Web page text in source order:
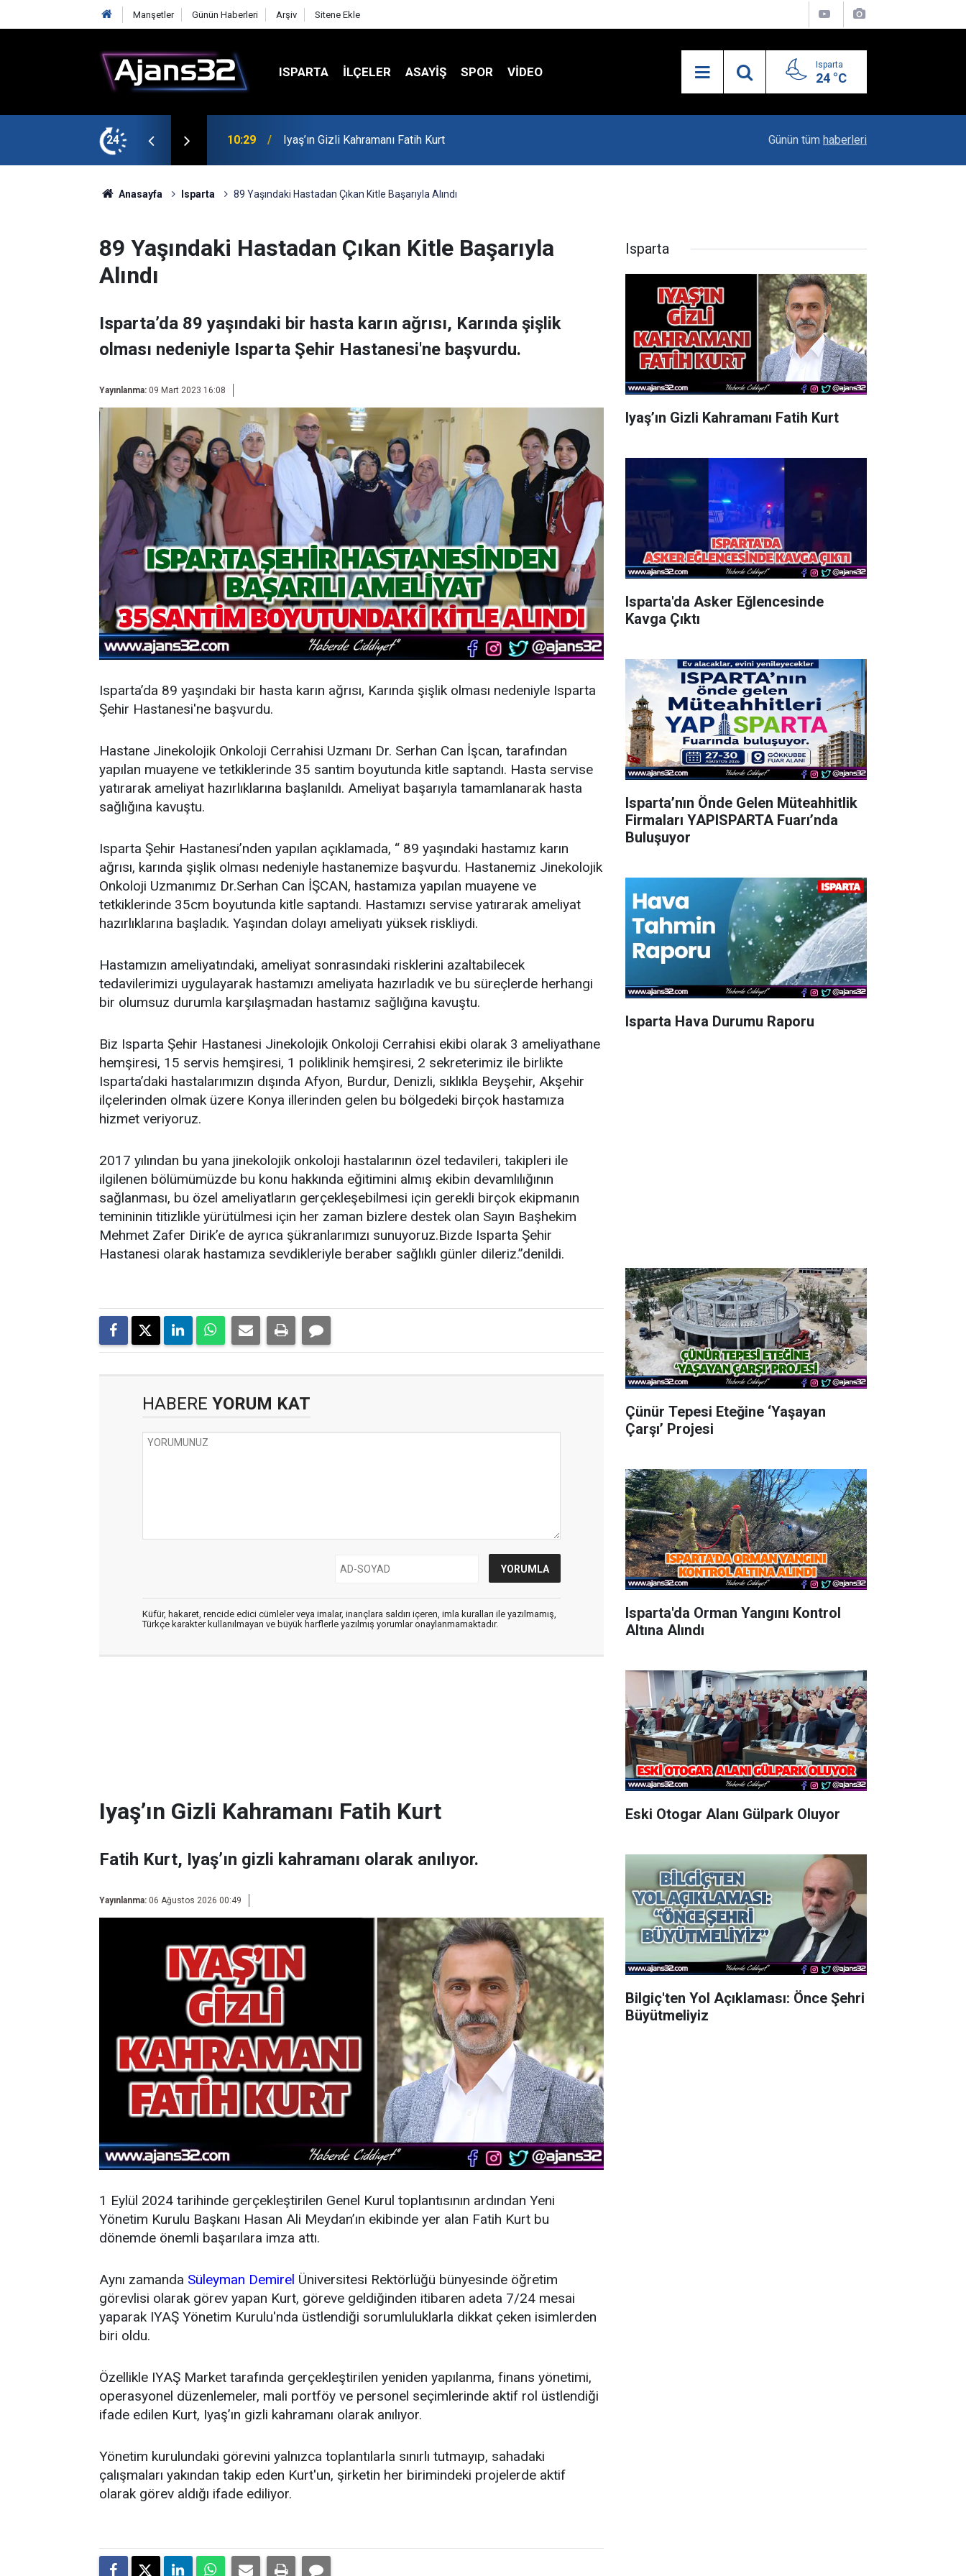
Manşetler Günün Haberleri Arşiv Sitene Ekle
ISPARTA İLÇELER ASAYİŞ SPOR VIDEO Isparta
24 °C
24 00:52 Isparta'da Asker Eğlencesinde Kavga Çıktı Uzaktan Hasta Değerlendirme Sistemi İle Yeni
Günün tüm haberleri
Anasayfa Isparta 89 Yaşındaki Hastadan Çıkan Kitle Başarıyla Alındı
89 Yaşındaki Hastadan Çıkan Kitle Başarıyla
Alındı
Isparta’da 89 yaşındaki bir hasta karın ağrısı, Karında şişlik
olması nedeniyle Isparta Şehir Hastanesi'ne başvurdu.
Yayınlanma: 09 Mart 2023 16:08
Isparta’da 89 yaşındaki bir hasta karın ağrısı, Karında şişlik olması nedeniyle Isparta
Şehir Hastanesi'ne başvurdu.
Hastane Jinekolojik Onkoloji Cerrahisi Uzmanı Dr. Serhan Can İşcan, tarafından
yapılan muayene ve tetkiklerinde 35 santim boyutunda kitle saptandı. Hasta servise
yatırarak ameliyat hazırlıklarına başlanıldı. Ameliyat başarıyla tamamlanarak hasta
sağlığına kavuştu.
Isparta Şehir Hastanesi’nden yapılan açıklamada, “ 89 yaşındaki hastamız karın
ağrısı, karında şişlik olması nedeniyle hastanemize başvurdu. Hastanemiz Jinekolojik
Onkoloji Uzmanımız Dr.Serhan Can İŞCAN, hastamıza yapılan muayene ve
tetkiklerinde 35cm boyutunda kitle saptandı. Hastamızı servise yatırarak ameliyat
hazırlıklarına başladık. Yaşından dolayı ameliyatı yüksek riskliydi.
Hastamızın ameliyatındaki, ameliyat sonrasındaki risklerini azaltabilecek
tedavilerimizi uygulayarak hastamızı ameliyata hazırladık ve bu süreçlerde herhangi
bir olumsuz durumla karşılaşmadan hastamız sağlığına kavuştu.
Biz Isparta Şehir Hastanesi Jinekolojik Onkoloji Cerrahisi ekibi olarak 3 ameliyathane
hemşiresi, 15 servis hemşiresi, 1 poliklinik hemşiresi, 2 sekreterimiz ile birlikte
Isparta’daki hastalarımızın dışında Afyon, Burdur, Denizli, sıklıkla Beyşehir, Akşehir
ilçelerinden olmak üzere Konya illerinden gelen bu bölgedeki birçok hastamıza
hizmet veriyoruz.
2017 yılından bu yana jinekolojik onkoloji hastalarının özel tedavileri, takipleri ile
ilgilenen bölümümüzde bu konu hakkında eğitimini almış ekibin devamlılığının
sağlanması, bu özel ameliyatların gerçekleşebilmesi için gerekli birçok ekipmanın
temininin titizlikle yürütülmesi için her zaman bizlere destek olan Sayın Başhekim
Mehmet Zafer Dirik’e de ayrıca şükranlarımızı sunuyoruz.Bizde Isparta Şehir
Hastanesi olarak hastamıza sevdikleriyle beraber sağlıklı günler dileriz.”denildi.
HABERE YORUM KAT
Küfür, hakaret, rencide edici cümleler veya imalar, inançlara saldırı içeren, imla kuralları ile yazılmamış,
Türkçe karakter kullanılmayan ve büyük harflerle yazılmış yorumlar onaylanmamaktadır.
Iyaş’ın Gizli Kahramanı Fatih Kurt
Fatih Kurt, Iyaş’ın gizli kahramanı olarak anılıyor.
Yayınlanma: 06 Ağustos 2026 00:49
1 Eylül 2024 tarihinde gerçekleştirilen Genel Kurul toplantısının ardından Yeni
Yönetim Kurulu Başkanı Hasan Ali Meydan’ın ekibinde yer alan Fatih Kurt bu
dönemde önemli başarılara imza attı.
Aynı zamanda Süleyman Demirel Üniversitesi Rektörlüğü bünyesinde öğretim
görevlisi olarak görev yapan Kurt, göreve geldiğinden itibaren adeta 7/24 mesai
yaparak IYAŞ Yönetim Kurulu'nda üstlendiği sorumluluklarla dikkat çeken isimlerden
biri oldu.
Özellikle IYAŞ Market tarafında gerçekleştirilen yeniden yapılanma, finans yönetimi,
operasyonel düzenlemeler, mali portföy ve personel seçimlerinde aktif rol üstlendiği
ifade edilen Kurt, Iyaş’ın gizli kahramanı olarak anılıyor.
Yönetim kurulundaki görevini yalnızca toplantılarla sınırlı tutmayıp, sahadaki
çalışmaları yakından takip eden Kurt'un, şirketin her birimindeki projelerde aktif
olarak görev aldığı ifade ediliyor.
Isparta
Iyaş’ın Gizli Kahramanı Fatih Kurt
Isparta'da Asker Eğlencesinde
Kavga Çıktı
Isparta’nın Önde Gelen Müteahhitlik
Firmaları YAPISPARTA Fuarı’nda
Buluşuyor
Isparta Hava Durumu Raporu
Çünür Tepesi Eteğine ‘Yaşayan
Çarşı’ Projesi
Isparta'da Orman Yangını Kontrol
Altına Alındı
Eski Otogar Alanı Gülpark Oluyor
Bilgiç'ten Yol Açıklaması: Önce Şehri
Büyütmeliyiz